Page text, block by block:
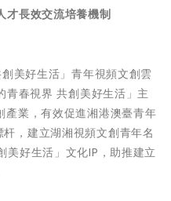
才長效交流培養機制
美好生活」青年視頻文創雲
青春視界 共創美好生活」主
業，有效促進湘港澳臺青年
，建立湖湘視頻文創青年名
美好生活」文化IP，助推建立